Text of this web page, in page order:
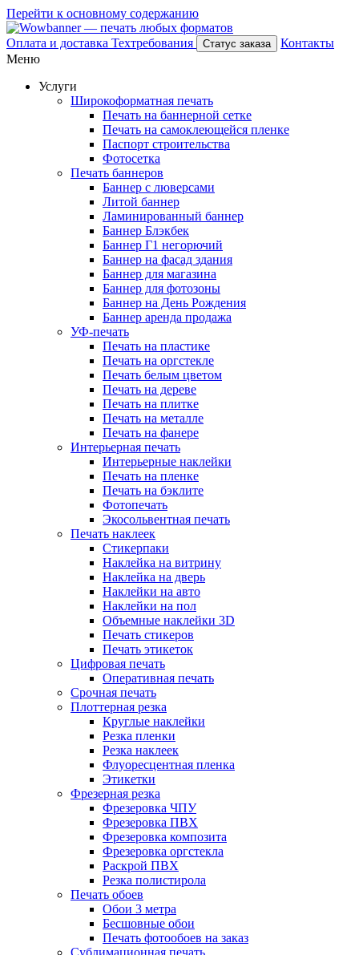
Перейти к основному содержанию
Оплата и доставка Техтребования Статус заказа
Контакты
Меню
Услуги
Широкоформатная печать
Печать на баннерной сетке
Печать на самоклеющейся пленке
Паспорт строительства
Фотосетка
Печать баннеров
Баннер с люверсами
Литой баннер
Ламинированный баннер
Баннер Блэкбек
Баннер Г1 негорючий
Баннер на фасад здания
Баннер для магазина
Баннер для фотозоны
Баннер на День Рождения
Баннер аренда продажа
УФ-печать
Печать на пластике
Печать на оргстекле
Печать белым цветом
Печать на дереве
Печать на плитке
Печать на металле
Печать на фанере
Интерьерная печать
Интерьерные наклейки
Печать на пленке
Печать на бэклите
Фотопечать
Экосольвентная печать
Печать наклеек
Стикерпаки
Наклейка на витрину
Наклейка на дверь
Наклейки на авто
Наклейки на пол
Объемные наклейки 3D
Печать стикеров
Печать этикеток
Цифровая печать
Оперативная печать
Срочная печать
Плоттерная резка
Круглые наклейки
Резка пленки
Резка наклеек
Флуоресцентная пленка
Этикетки
Фрезерная резка
Фрезеровка ЧПУ
Фрезеровка ПВХ
Фрезеровка композита
Фрезеровка оргстекла
Раскрой ПВХ
Резка полистирола
Печать обоев
Обои 3 метра
Бесшовные обои
Печать фотообоев на заказ
Сублимационная печать